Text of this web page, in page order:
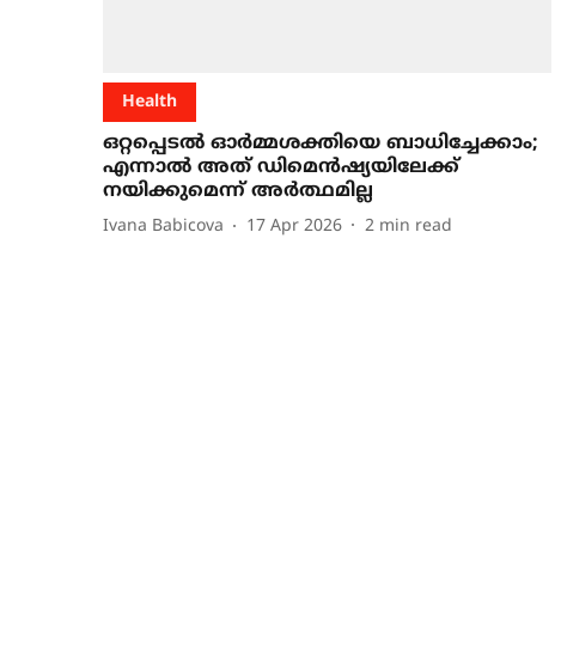
Health
ഒറ്റപ്പെടൽ ഓർമ്മശക്തിയെ ബാധിച്ചേക്കാം;
എന്നാൽ അത് ഡിമെൻഷ്യയിലേക്ക്
നയിക്കുമെന്ന് അർത്ഥമില്ല
Ivana Babicova 17 Apr 2026 2 min read